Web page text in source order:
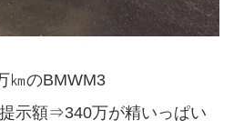
㎞のBMWM3
示額⇒340万が精いっぱい